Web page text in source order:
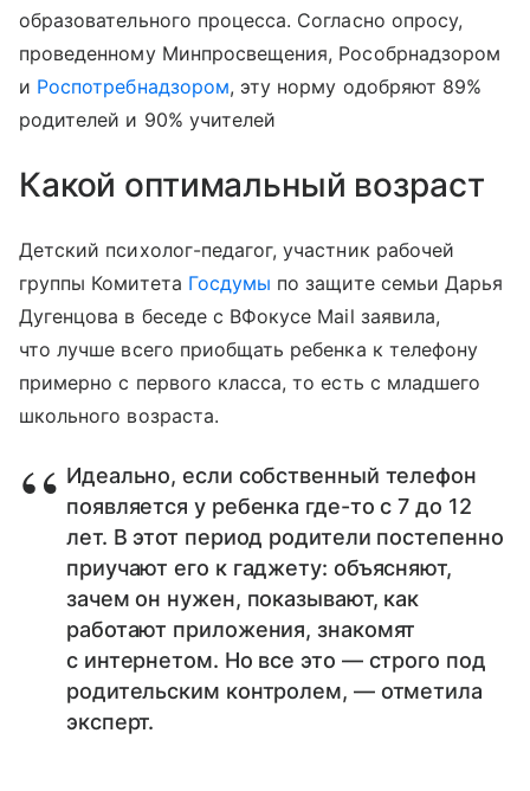
образовательного процесса. Согласно опросу,
проведенному Минпросвещения, Рособрнадзором
и Роспотребнадзором, эту норму одобряют 89%
родителей и 90% учителей
Какой оптимальный возраст
Детский психолог-педагог, участник рабочей
группы Комитета Госдумы по защите семьи Дарья
Дугенцова в беседе с ВФокусе Mail заявила,
что лучше всего приобщать ребенка к телефону
примерно с первого класса, то есть с младшего
школьного возраста.
Идеально, если собственный телефон
появляется у ребенка где-то с 7 до 12
лет. В этот период родители постепенно
приучают его к гаджету: объясняют,
зачем он нужен, показывают, как
работают приложения, знакомят
с интернетом. Но все это — строго под
родительским контролем, — отметила
эксперт.